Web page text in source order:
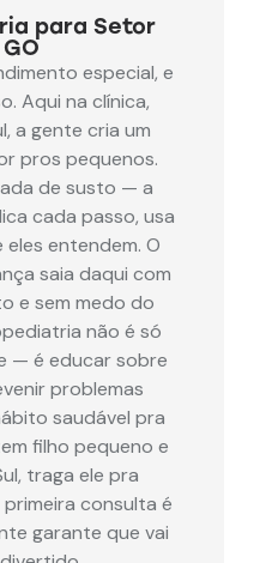
para Setor
especial, e
Aqui na clínica,
a gente cria um
pros pequenos.
de susto — a
cada passo, usa
eles entendem. O
saia daqui com
e sem medo do
não é só
— é educar sobre
problemas
saudável pra
filho pequeno e
traga ele pra
consulta é
garante que vai